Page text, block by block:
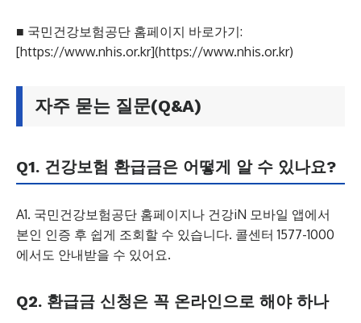
■ 국민건강보험공단 홈페이지 바로가기:
[https://www.nhis.or.kr](https://www.nhis.or.kr)
자주 묻는 질문(Q&A)
Q1. 건강보험 환급금은 어떻게 알 수 있나요?
A1. 국민건강보험공단 홈페이지나 건강iN 모바일 앱에서
본인 인증 후 쉽게 조회할 수 있습니다. 콜센터 1577-1000
에서도 안내받을 수 있어요.
Q2. 환급금 신청은 꼭 온라인으로 해야 하나